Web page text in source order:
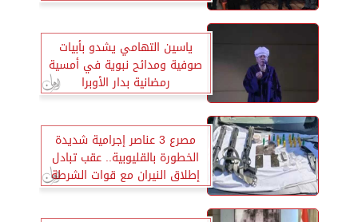
ياسين التهامي يشدو بأبيات
صوفية ومدائح نبوية في أمسية
رمضانية بدار الأوبرا
مصرع 3 عناصر إجرامية شديدة
الخطورة بالقليوبية.. عقب تبادل
إطلاق النيران مع قوات الشرطة